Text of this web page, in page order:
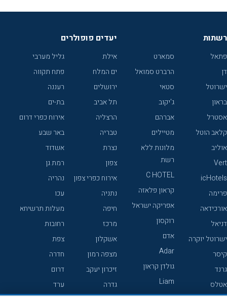
רשתות
פתאל
דן
ישרוטל
בראון
אסטרל
קלאב הוטל
אוליב
Vert
icHotels
פרימה
אורכידאה
דניאל
ישרוטל יוקרה
קיסר
גרנד
אטלס
סמארט
הרברט סמואל
סטאי
ג'יקוב
אברהם
מטיילים
מלונות ללא
רשת
C HOTEL
קראון פלאזה
אפריקה ישראל
רוקסון
אדם
Adar
גולדן קראון
Liam
יעדים פופולרים
אילת
ים המלח
ירושלים
תל אביב
הרצליה
טבריה
נצרת
צפון
אירוח כפרי צפון
נתניה
חיפה
מרכז
אשקלון
מצפה רמון
זיכרון יעקב
גדרה
גליל מערבי
פתח תקווה
רעננה
בת-ים
אירוח כפרי דרום
באר שבע
אשדוד
רמת גן
נהריה
עכו
מעלות תרשיחא
רחובות
צפת
חדרה
דרום
ערד